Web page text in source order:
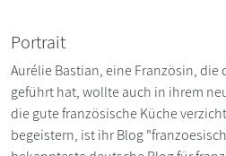
Portrait
Aurélie Bastian, eine Französin,
geführt hat, wollte auch in ihrem
die gute französische Küche
begeistern, ist ihr Blog